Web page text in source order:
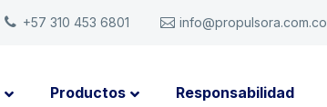
+57 310 453 6801 info@propulsora.com.co
Productos Responsabilidad